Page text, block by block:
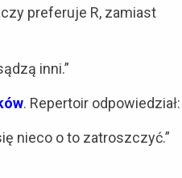
preferuje R, zamiast
inni.”
. Repertoir odpowiedział:
nieco o to zatroszczyć.”